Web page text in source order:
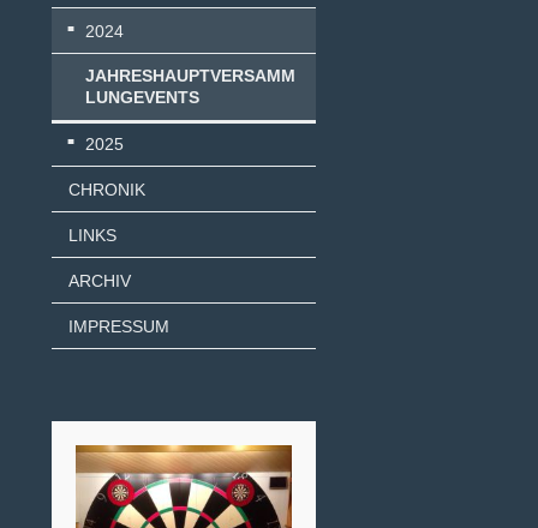
2024
JAHRESHAUPTVERSAMM
LUNGEVENTS
2025
CHRONIK
LINKS
ARCHIV
IMPRESSUM